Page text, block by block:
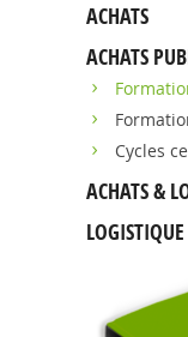
ACHATS
ACHATS
Cycles
ACHATS &
LOGISTIQUE